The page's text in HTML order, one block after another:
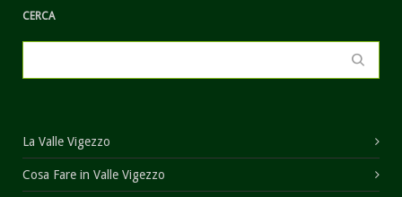
CERCA
La Valle Vigezzo
Cosa Fare in Valle Vigezzo